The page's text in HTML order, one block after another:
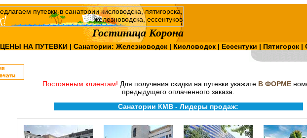
Гостиница Корона
ЦЕНЫ НА ПУТЕВКИ| Санатории: Железноводск| Кисловодск | Ессентуки | Пятигорск|
Постоянным клиентам! Для получения скидки на путевки укажите В ФОРМЕ
предыдущего оплаченного заказа.
Санатории КМВ - Лидеры продаж: